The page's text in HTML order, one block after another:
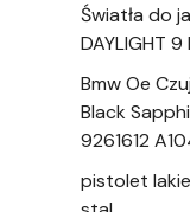
Światła do
DAYLIGHT 9
Bmw Oe
Black
9261612
pistolet